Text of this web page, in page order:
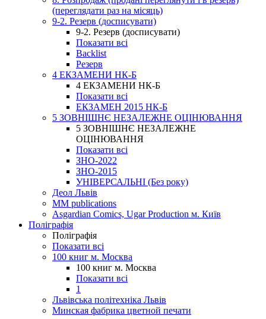
(переглядати раз на місяць)
9-2. Резерв (досписувати)
9-2. Резерв (досписувати)
Показати всі
Backlist
Резерв
4 ЕКЗАМЕНИ НК-Б
4 ЕКЗАМЕНИ НК-Б
Показати всі
ЕКЗАМЕН 2015 НК-Б
5 ЗОВНІШНЄ НЕЗАЛЕЖНЕ ОЦІНЮВАННЯ
5 ЗОВНІШНЄ НЕЗАЛЕЖНЕ
ОЦІНЮВАННЯ
Показати всі
ЗНО-2022
ЗНО-2015
УНІВЕРСАЛЬНІ (Без року)
Деол Львів
MM publications
Asgardian Comics, Ugar Production м. Київ
Поліграфія
Поліграфія
Показати всі
100 книг м. Москва
100 книг м. Москва
Показати всі
1
Львівська політехніка Львів
Минская фабрика цветной печати